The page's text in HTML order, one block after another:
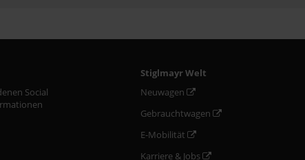
Social
Stiglmayr Welt
Neuwagen
Gebrauchtwagen
E-Mobilität
Karriere & Jobs